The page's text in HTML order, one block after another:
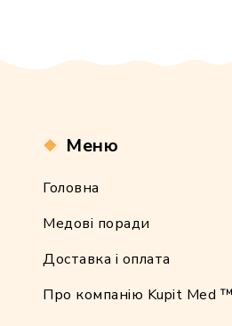
Меню
Головна
Медові поради
Доставка і оплата
Про компанію Kupit Med ™